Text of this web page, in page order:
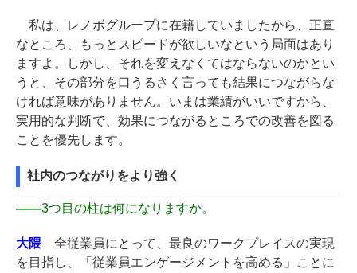
私は、レノボグループに在籍していましたから、正直
なところ、もっとスピードが欲しいなという局面はあり
ますよ。しかし、それを変えなくてはならないのかとい
うと、その部分を口うるさく言っても結果につながらな
ければ意味がありません。いまは業績がいいですから、
実用的な判断で、効果につながるところでの改善を図る
ことを優先します。
社内のつながりをより強く
――3つ目の柱は何になりますか。
大隈 全従業員にとって、最良のワークプレイスの実現
を目指し、「従業員エンゲージメントを高める」ことに